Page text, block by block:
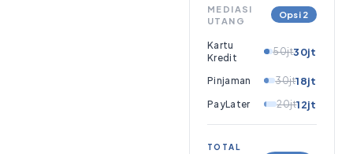
MEDIASI
UTANG
Opsi 2
Kartu
Kredit
50jt30jt
Pinjaman 30jt18jt
PayLater 20jt12jt
TOTAL